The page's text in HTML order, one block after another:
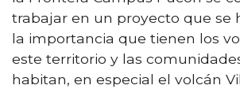
trabajar en un proyecto que se
la importancia que tienen los
este territorio y las
habitan, en especial el volcán